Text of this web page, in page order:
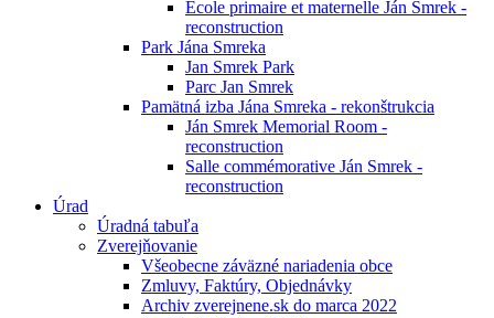
École primaire et maternelle Ján Smrek -
reconstruction
Park Jána Smreka
Jan Smrek Park
Parc Jan Smrek
Pamätná izba Jána Smreka - rekonštrukcia
Ján Smrek Memorial Room -
reconstruction
Salle commémorative Ján Smrek -
reconstruction
Úrad
Úradná tabuľa
Zverejňovanie
Všeobecne záväzné nariadenia obce
Zmluvy, Faktúry, Objednávky
Archiv zverejnene.sk do marca 2022